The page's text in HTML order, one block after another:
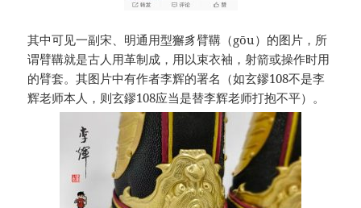
其中可见一副宋、明通用型獬豸臂鞲（gōu）的图片，所
谓臂鞲就是古人用革制成，用以束衣袖，射箭或操作时用
的臂套。其图片中有作者李辉的署名（如玄鏐108不是李
辉老师本人，则玄鏐108应当是替李辉老师打抱不平）。